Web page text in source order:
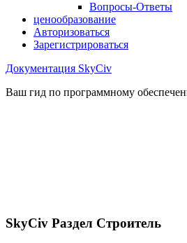
Вопросы-Ответы
ценообразование
Авторизоваться
Зарегистрироваться
Документация SkyCiv
Ваш гид по программному
SkyCiv Раздел Строитель